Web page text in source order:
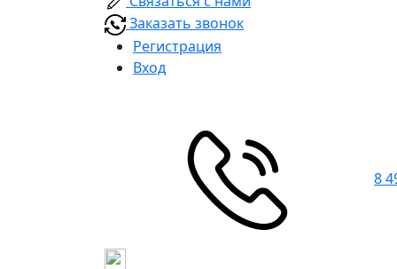
Заказать звонок
Регистрация
Вход
8